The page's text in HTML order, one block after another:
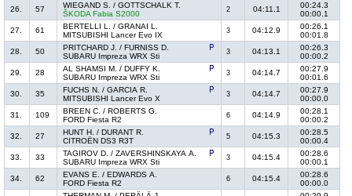
26.
57
WIEGAND S. / GOTTSCHALK T.
ŠKODA Fabia S2000
2 04:11.1
00:24.3
00:00.1
27.
61
BERTELLI L. / GRANAI L.
MITSUBISHI Lancer Evo IX
3 04:12.9
00:26.1
00:01.8
28.
50
PRITCHARD J. / FURNISS D.
SUBARU Impreza WRX Sti
3 04:13.1
00:26.3
00:00.2
29.
28
AL SHAMSI M. / DUFFY K.
SUBARU Impreza WRX Sti
3 04:14.7
00:27.9
00:01.6
30.
35
FUCHS N. / GARCIA R.
MITSUBISHI Lancer Evo X
3 04:14.7
00:27.9
00:00.0
31.
109
BREEN C. / ROBERTS G.
FORD Fiesta R2
6 04:14.9
00:28.1
00:00.2
32.
27
HUNT H. / DURANT R.
CITROËN DS3 R3T
5 04:15.3
00:28.5
00:00.4
33.
33
TAGIROV D. / ZAVERSHINSKAYA A.
SUBARU Impreza WRX Sti
3 04:15.4
00:28.6
00:00.1
34.
62
EVANS E. / EDWARDS A.
FORD Fiesta R2
6 04:15.4
00:28.6
00:00.0